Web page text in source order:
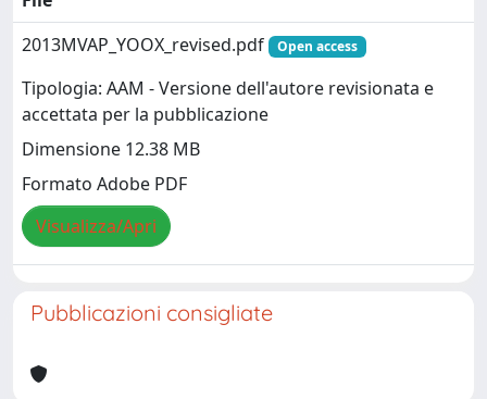
2013MVAP_YOOX_revised.pdf
Open access
Tipologia: AAM - Versione dell'autore revisionata e
accettata per la pubblicazione
Dimensione 12.38 MB
Formato Adobe PDF
Visualizza/Apri
Pubblicazioni consigliate